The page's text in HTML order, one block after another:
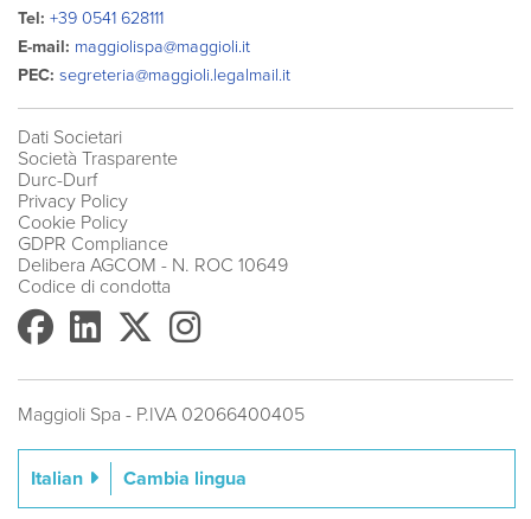
Tel: +39 0541 628111
E-mail: maggiolispa@maggioli.it
PEC: segreteria@maggioli.legalmail.it
Dati Societari
Società Trasparente
Durc-Durf
Privacy Policy
Cookie Policy
GDPR Compliance
Delibera AGCOM - N. ROC 10649
Codice di condotta
Maggioli Spa - P.IVA 02066400405
Italian Cambia lingua